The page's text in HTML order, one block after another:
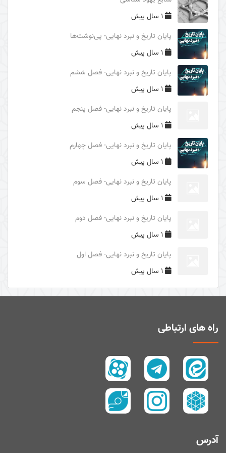
فایدۀ غیبت امام زمان (علیه السلام)
درس‌های اربعین
(علیه السلام)
الگوهای تصمیم گیری در حادثۀ عاشورا
شرح عبارت «الوتر الموتور» در زیارت عاشورا
شرح روایت «حسینٌ مِنّی و أنا مِن حسین»
برکت محرم حسینی
نبوت و امامت
دوری از مرگ جاهلیت
سال1395
سال 1394
زیارت و توسل
پیامبر امّی (صلی الله علیه و آله و سلم)
تفسیر سورۀ کوثر
سال 1397
سال 1395
1 سال پیش
پایان تاریخ و نبرد نهایی- پی‌نوشت‌ها
1 سال پیش
پایان تاریخ و نبرد نهایی- فصل ششم
1 سال پیش
پایان تاریخ و نبرد نهایی- فصل پنجم
1 سال پیش
پایان تاریخ و نبرد نهایی- فصل چهارم
1 سال پیش
پایان تاریخ و نبرد نهایی- فصل سوم
1 سال پیش
پایان تاریخ و نبرد نهایی- فصل دوم
1 سال پیش
پایان تاریخ و نبرد نهایی- فصل اول
1 سال پیش
راه های ارتباطی
آدرس